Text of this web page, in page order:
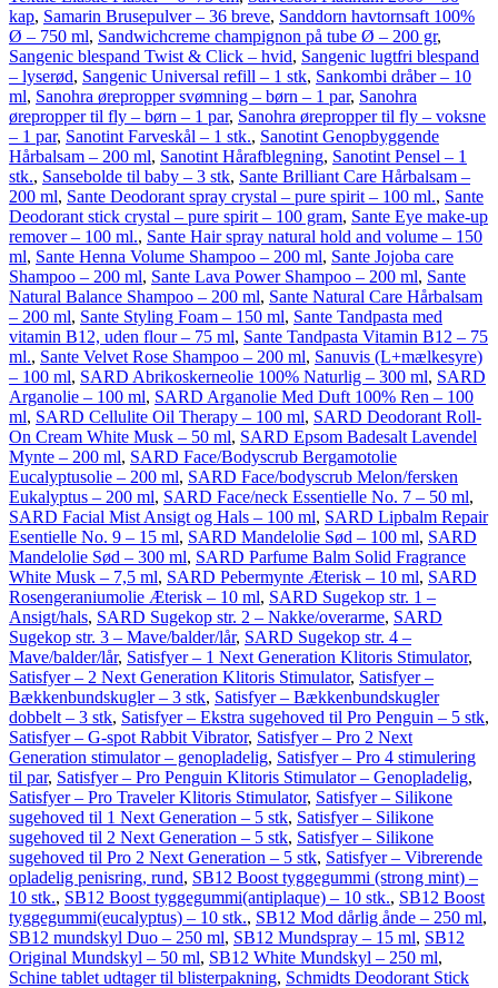
kap, Samarin Brusepulver – 36 breve, Sanddorn havtornsaft 100%
Ø – 750 ml, Sandwichcreme champignon på tube Ø – 200 gr,
Sangenic blespand Twist & Click – hvid, Sangenic lugtfri blespand
– lyserød, Sangenic Universal refill – 1 stk, Sankombi dråber – 10
ml, Sanohra ørepropper svømning – børn – 1 par, Sanohra
ørepropper til fly – børn – 1 par, Sanohra ørepropper til fly – voksne
– 1 par, Sanotint Farveskål – 1 stk., Sanotint Genopbyggende
Hårbalsam – 200 ml, Sanotint Hårafblegning, Sanotint Pensel – 1
stk., Sansebolde til baby – 3 stk, Sante Brilliant Care Hårbalsam –
200 ml, Sante Deodorant spray crystal – pure spirit – 100 ml., Sante
Deodorant stick crystal – pure spirit – 100 gram, Sante Eye make-up
remover – 100 ml., Sante Hair spray natural hold and volume – 150
ml, Sante Henna Volume Shampoo – 200 ml, Sante Jojoba care
Shampoo – 200 ml, Sante Lava Power Shampoo – 200 ml, Sante
Natural Balance Shampoo – 200 ml, Sante Natural Care Hårbalsam
– 200 ml, Sante Styling Foam – 150 ml, Sante Tandpasta med
vitamin B12, uden flour – 75 ml, Sante Tandpasta Vitamin B12 – 75
ml., Sante Velvet Rose Shampoo – 200 ml, Sanuvis (L+mælkesyre)
– 100 ml, SARD Abrikoskerneolie 100% Naturlig – 300 ml, SARD
Arganolie – 100 ml, SARD Arganolie Med Duft 100% Ren – 100
ml, SARD Cellulite Oil Therapy – 100 ml, SARD Deodorant Roll-
On Cream White Musk – 50 ml, SARD Epsom Badesalt Lavendel
Mynte – 200 ml, SARD Face/Bodyscrub Bergamotolie
Eucalyptusolie – 200 ml, SARD Face/bodyscrub Melon/fersken
Eukalyptus – 200 ml, SARD Face/neck Essentielle No. 7 – 50 ml,
SARD Facial Mist Ansigt og Hals – 100 ml, SARD Lipbalm Repair
Esentielle No. 9 – 15 ml, SARD Mandelolie Sød – 100 ml, SARD
Mandelolie Sød – 300 ml, SARD Parfume Balm Solid Fragrance
White Musk – 7,5 ml, SARD Pebermynte Æterisk – 10 ml, SARD
Rosengeraniumolie Æterisk – 10 ml, SARD Sugekop str. 1 –
Ansigt/hals, SARD Sugekop str. 2 – Nakke/overarme, SARD
Sugekop str. 3 – Mave/balder/lår, SARD Sugekop str. 4 –
Mave/balder/lår, Satisfyer – 1 Next Generation Klitoris Stimulator,
Satisfyer – 2 Next Generation Klitoris Stimulator, Satisfyer –
Bækkenbundskugler – 3 stk, Satisfyer – Bækkenbundskugler
dobbelt – 3 stk, Satisfyer – Ekstra sugehoved til Pro Penguin – 5 stk,
Satisfyer – G-spot Rabbit Vibrator, Satisfyer – Pro 2 Next
Generation stimulator – genopladelig, Satisfyer – Pro 4 stimulering
til par, Satisfyer – Pro Penguin Klitoris Stimulator – Genopladelig,
Satisfyer – Pro Traveler Klitoris Stimulator, Satisfyer – Silikone
sugehoved til 1 Next Generation – 5 stk, Satisfyer – Silikone
sugehoved til 2 Next Generation – 5 stk, Satisfyer – Silikone
sugehoved til Pro 2 Next Generation – 5 stk, Satisfyer – Vibrerende
opladelig penisring, rund, SB12 Boost tyggegummi (strong mint) –
10 stk., SB12 Boost tyggegummi(antiplaque) – 10 stk., SB12 Boost
tyggegummi(eucalyptus) – 10 stk., SB12 Mod dårlig ånde – 250 ml,
SB12 mundskyl Duo – 250 ml, SB12 Mundspray – 15 ml, SB12
Original Mundskyl – 50 ml, SB12 White Mundskyl – 250 ml,
Schine tablet udtager til blisterpakning, Schmidts Deodorant Stick